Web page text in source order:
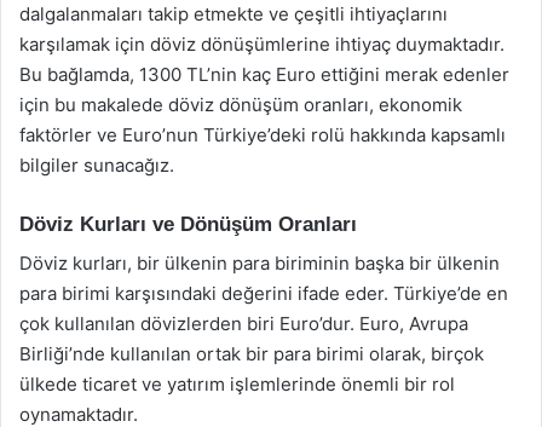
dalgalanmaları takip etmekte ve çeşitli ihtiyaçlarını
karşılamak için döviz dönüşümlerine ihtiyaç duymaktadır.
Bu bağlamda, 1300 TL’nin kaç Euro ettiğini merak edenler
için bu makalede döviz dönüşüm oranları, ekonomik
faktörler ve Euro’nun Türkiye’deki rolü hakkında kapsamlı
bilgiler sunacağız.
Döviz Kurları ve Dönüşüm Oranları
Döviz kurları, bir ülkenin para biriminin başka bir ülkenin
para birimi karşısındaki değerini ifade eder. Türkiye’de en
çok kullanılan dövizlerden biri Euro’dur. Euro, Avrupa
Birliği’nde kullanılan ortak bir para birimi olarak, birçok
ülkede ticaret ve yatırım işlemlerinde önemli bir rol
oynamaktadır.